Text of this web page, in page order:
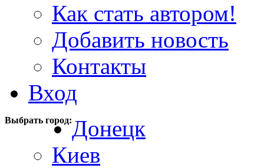
Как стать автором!
Добавить новость
Контакты
Вход
Выбрать город:Донецк
Киев